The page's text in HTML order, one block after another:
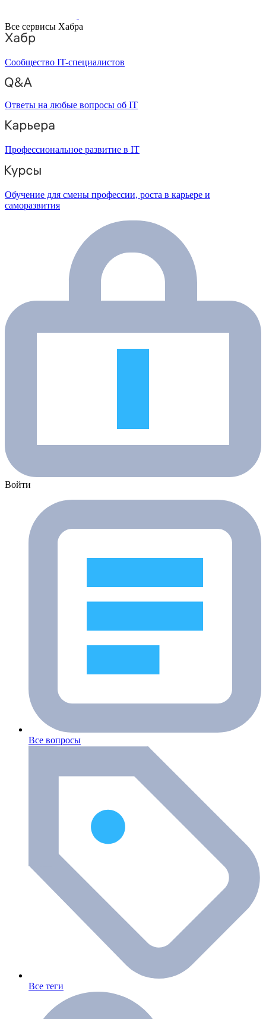
Все сервисы Хабра
Сообщество IT-специалистов
Ответы на любые вопросы об IT
Профессиональное развитие в IT
Обучение для смены профессии, роста в карьере и
саморазвития
Войти
Все вопросы
Все теги